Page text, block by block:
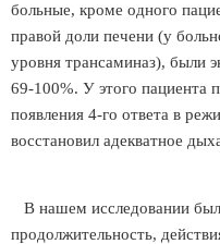
больные, кроме одного
правой доли печени (у
уровня трансаминаз), были
69-100%. У этого пациента
появления 4-го ответа в
восстановил адекватное
В нашем исследовании
продолжительность,